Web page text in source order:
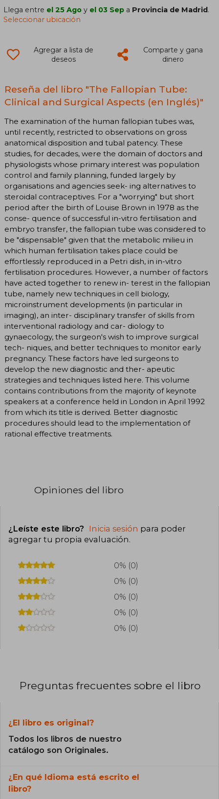
Llega entre el 25 Ago y el 03 Sep a Provincia de Madrid.
Seleccionar ubicación
Agregar a lista de
deseos
Comparte y gana
dinero
Reseña del libro "The Fallopian Tube:
Clinical and Surgical Aspects (en Inglés)"
The examination of the human fallopian tubes was,
until recently, restricted to observations on gross
anatomical disposition and tubal patency. These
studies, for decades, were the domain of doctors and
physiologists whose primary interest was population
control and family planning, funded largely by
organisations and agencies seek- ing alternatives to
steroidal contraceptives. For a "worrying" but short
period after the birth of Louise Brown in 1978 as the
conse- quence of successful in-vitro fertilisation and
embryo transfer, the fallopian tube was considered to
be "dispensable" given that the metabolic milieu in
which human fertilisation takes place could be
effortlessly reproduced in a Petri dish, in in-vitro
fertilisation procedures. However, a number of factors
have acted together to renew in- terest in the fallopian
tube, namely new techniques in cell biology,
microinstrument developments (in particular in
imaging), an inter- disciplinary transfer of skills from
interventional radiology and car- diology to
gynaecology, the surgeon's wish to improve surgical
tech- niques, and better techniques to monitor early
pregnancy. These factors have led surgeons to
develop the new diagnostic and ther- apeutic
strategies and techniques listed here. This volume
contains contributions from the majority of keynote
speakers at a conference held in London in April 1992
from which its title is derived. Better diagnostic
procedures should lead to the implementation of
rational effective treatments.
Opiniones del libro
¿Leíste este libro? Inicia sesión para poder
agregar tu propia evaluación.
0% (0)
0% (0)
0% (0)
0% (0)
0% (0)
Preguntas frecuentes sobre el libro
¿El libro es original?
Todos los libros de nuestro
catálogo son Originales.
¿En qué Idioma está escrito el
libro?